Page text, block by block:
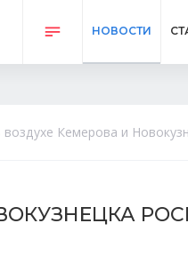
НОВОСТИ
воздухе Кемерова и